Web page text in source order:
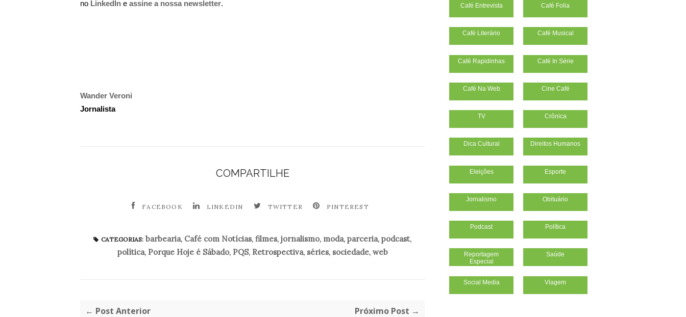
no LinkedIn e assine a nossa newsletter.
Wander Veroni
Jornalista
COMPARTILHE
FACEBOOK LINKEDIN TWITTER PINTEREST
CATEGORIAS: barbearia, Café com Notícias, filmes, jornalismo, moda, parceria, podcast,
política, Porque Hoje é Sábado, PQS, Retrospectiva, séries, sociedade, web
← Post Anterior Próximo Post →
Café Entrevista Café Folia
Café Literário Café Musical
Café Rapidinhas Café In Série
Café Na Web Cine Café
TV Crônica
Dica Cultural Direitos Humanos
Eleições Esporte
Jornalismo Obituário
Podcast Política
Reportagem
Especial
Saúde
Social Media Viagem